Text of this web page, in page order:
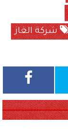
شركة الغاز